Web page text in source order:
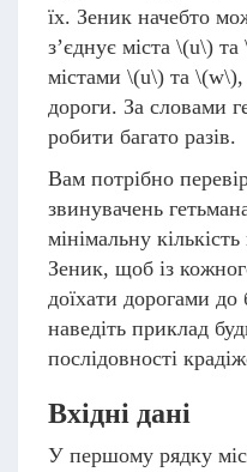
їх. Зеник начебто
з’єднує міста \(u\) та
містами \(u\) та \(w\)
дороги. За словами
робити багато разів.
Вам потрібно
звинувачень
мінімальну
Зеник, щоб із
доїхати дорогами до
наведіть приклад
послідовності
Вхідні дані
У першому рядку